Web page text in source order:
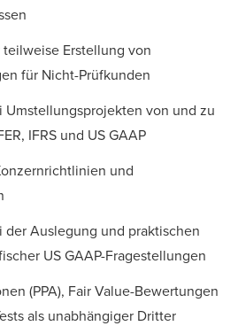
Erstellung von
für Nicht-Prüfkunden
Umstellungsprojekten von und zu
IFRS und US GAAP
und
Auslegung und praktischen
US GAAP-Fragestellungen
(PPA), Fair Value-Bewertungen
als unabhängiger Dritter